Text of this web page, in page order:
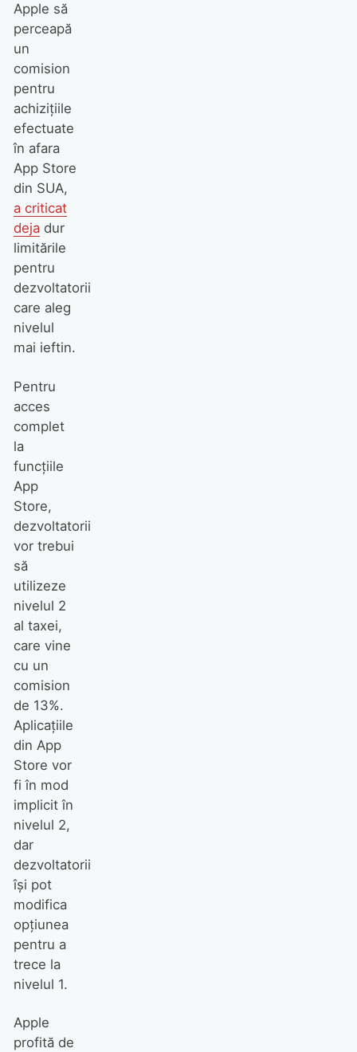
Apple să
perceapă
un
comision
pentru
achizițiile
efectuate
în afara
App Store
din SUA,
a criticat
dejadur
limitările
pentru
dezvoltatorii
care aleg
nivelul
mai ieftin.
Pentru
acces
complet
la
funcțiile
App
Store,
dezvoltatorii
vor trebui
să
utilizeze
nivelul 2
al taxei,
care vine
cu un
comision
de 13%.
Aplicațiile
din App
Store vor
fi în mod
implicit în
nivelul 2,
dar
dezvoltatorii
își pot
modifica
opțiunea
pentru a
trece la
nivelul 1.
Apple
profită de